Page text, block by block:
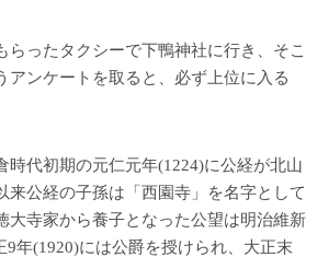
ったタクシーで下鴨神社に行き、そこ
ンケートを取ると、必ず上位に入る
代初期の元仁元年(1224)に公経が北山
公経の子孫は「西園寺」を名字として
大寺家から養子となった公望は明治維新
年(1920)には公爵を授けられ、大正末